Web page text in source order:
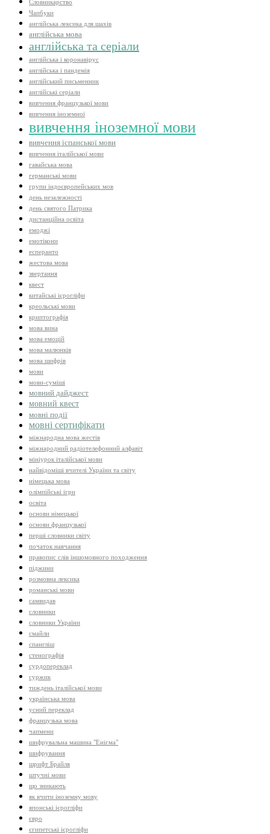
Словникарство
Чапбуки
англійська лексика для шахів
англійська мова
англійська та серіали
англійська і коронавірус
англійська і пандемія
англійський письменник
англійські серіали
вивчення французької мови
вивчення іноземної
вивчення іноземної мови
вивчення іспанської мови
вивчення італійської мови
гавайська мова
германські мови
групи індоєвропейських мов
день незалежності
день святого Патрика
дистанційна освіта
емоджі
емотікони
есперанто
жестова мова
звертання
квест
китайські ієрогліфи
креольські мови
криптографія
мова вина
мова емоцій
мова малюнків
мова шифрів
мови
мови-суміші
мовний дайджест
мовний квест
мовні події
мовні сертифікати
міжнародна мова жестів
міжнародний радіотелефонний алфавіт
мініурок італійської мови
найвідоміші вчителі України та світу
німецька мова
олімпійські ігри
освіта
основи німецької
основи французької
перші словники світу
початок навчання
правопис слів іншомовного походження
піджини
розмовна лексика
романські мови
самвидав
словники
словники України
смайли
спангліш
стенографія
сурдопереклад
суржик
тиждень італійської мови
українська мова
усний переклад
французька мова
чапмени
шифрувальна машина "Енігма"
шифрування
шрифт Брайля
штучні мови
що зникають
як вчити іноземну мову
японські ієрогліфи
євро
єгипетські ієрогліфи